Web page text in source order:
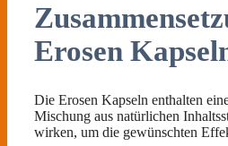
Erosen
Die Erosen Kapseln enthalten
Mischung aus natürlichen
wirken, um die gewünschten